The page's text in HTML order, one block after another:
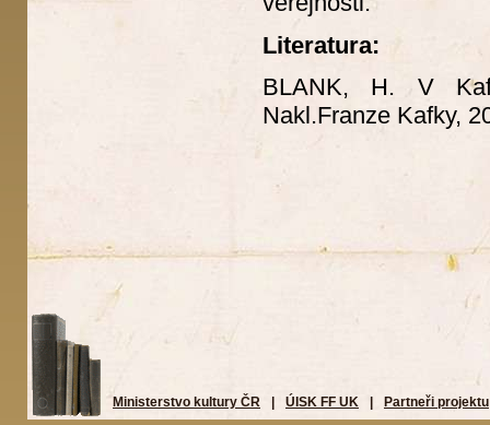
Literatura:
BLANK, H. V
Nakl.Franze Kafky,
Ministerstvo kultury ČR ÚISK FF UK Partneři projektu